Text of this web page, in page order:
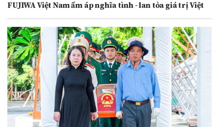
FUJIWA Việt Nam ấm áp nghĩa tình - lan tỏa giá trị Việt